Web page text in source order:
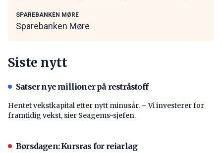
SPAREBANKEN MØRE
Sparebanken Møre
Siste nytt
Satser nye millioner på restråstoff
Hentet vekstkapital etter nytt minusår. – Vi investerer for
framtidig vekst, sier Seagems-sjefen.
Børsdagen: Kursras for reiarlag